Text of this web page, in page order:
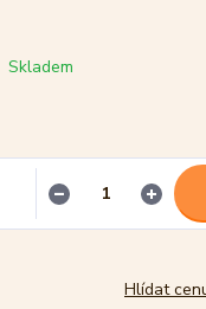
Skladem
Hlídat